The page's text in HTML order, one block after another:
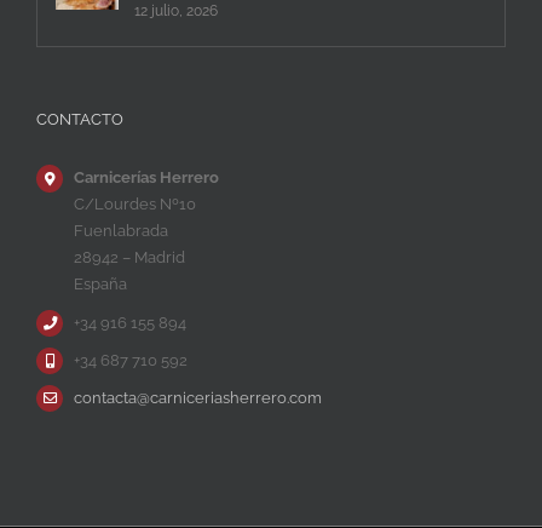
12 julio, 2026
CONTACTO
Carnicerías Herrero
C/Lourdes Nº10
Fuenlabrada
28942 – Madrid
España
+34 916 155 894
+34 687 710 592
contacta@carniceriasherrero.com